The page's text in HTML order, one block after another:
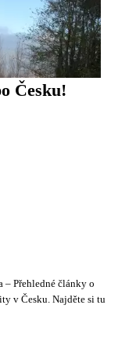
Česku!
– Přehledné články o
v Česku. Najděte si tu